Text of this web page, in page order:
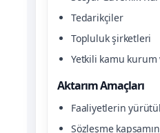
Tedarikçiler
Topluluk şirketleri
Yetkili kamu kurum
Aktarım Amaçları
Faaliyetlerin
Sözleşme